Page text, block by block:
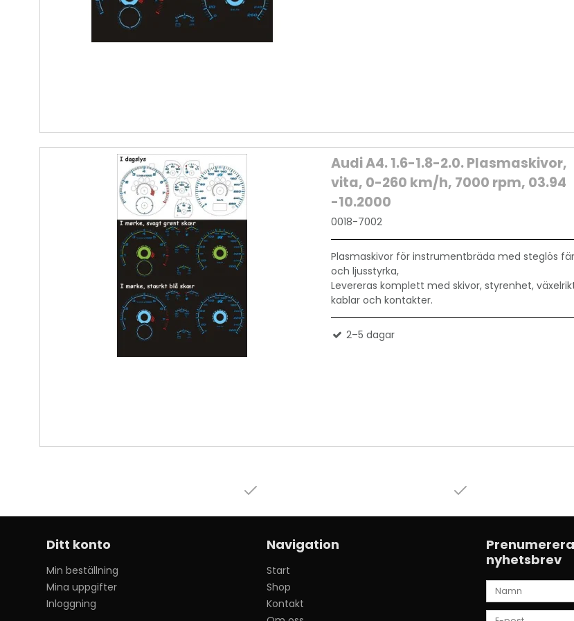
Audi A4. 1.6-1.8-2.0. Plasmaskivor,
vita, 0-260 km/h, 7000 rpm, 03.94
-10.2000
0018-7002
Plasmaskivor för instrumentbräda med steglös
och ljusstyrka,
Levereras komplett med skivor, styrenhet,
kablar och kontakter.
2–5 dagar
Ditt konto
Min beställning
Mina uppgifter
Inloggning
Navigation
Start
Shop
Kontakt
nyhetsbrev